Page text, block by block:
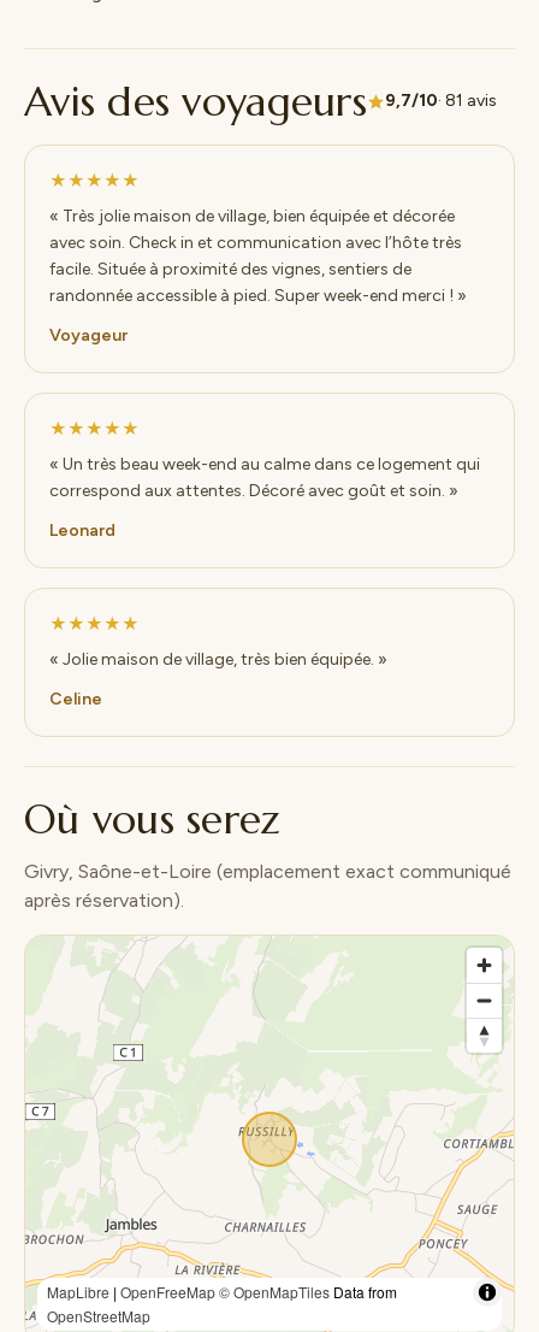
Avis des voyageurs 9,7/10· 81 avis
★★★★★
« Très jolie maison de village, bien équipée et décorée
avec soin. Check in et communication avec l’hôte très
facile. Située à proximité des vignes, sentiers de
randonnée accessible à pied. Super week-end merci ! »
Voyageur
★★★★★
« Un très beau week-end au calme dans ce logement qui
correspond aux attentes. Décoré avec goût et soin. »
Leonard
★★★★★
« Jolie maison de village, très bien équipée. »
Celine
Où vous serez
Givry, Saône-et-Loire (emplacement exact communiqué
après réservation).
MapLibre | OpenFreeMap© OpenMapTiles Data from
OpenStreetMap